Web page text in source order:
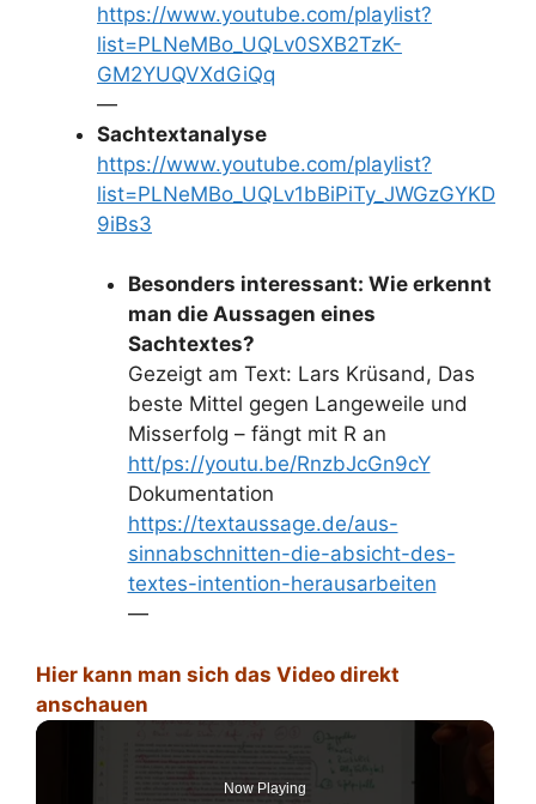
https://www.youtube.com/playlist?
list=PLNeMBo_UQLv0SXB2TzK-
GM2YUQVXdGiQq
—
Sachtextanalyse
https://www.youtube.com/playlist?
list=PLNeMBo_UQLv1bBiPiTy_JWGzGYKD
9iBs3
Besonders interessant: Wie erkennt
man die Aussagen eines
Sachtextes?
Gezeigt am Text: Lars Krüsand, Das
beste Mittel gegen Langeweile und
Misserfolg – fängt mit R an
htt/ps://youtu.be/RnzbJcGn9cY
Dokumentation
https://textaussage.de/aus-
sinnabschnitten-die-absicht-des-
textes-intention-herausarbeiten
—
Hier kann man sich das Video direkt
anschauen
Now Playing